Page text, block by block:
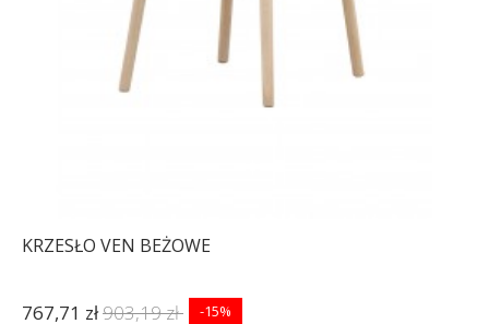
KRZESŁO VEN BEŻOWE
767,71 zł903,19 zł -15%